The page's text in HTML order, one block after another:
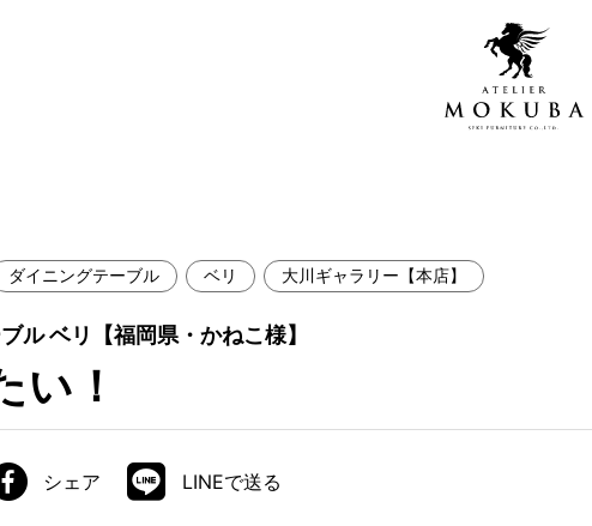
HOME 直営店
青山プレミアムギャラリー
【アウトレット取扱店】
ダイニングテーブル ベリ 大川ギャラリー【本店】
い！
ル ベリ【福岡県・かねこ様】
シェア LINEで送る